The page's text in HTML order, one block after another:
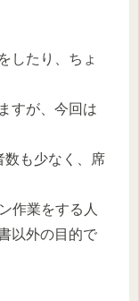
したり、ちょ
すが、今回は
数も少なく、席
作業をする人
以外の目的で